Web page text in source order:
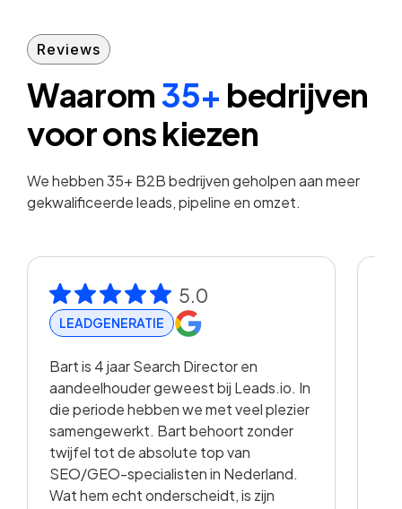
Reviews
Waarom35+ bedrijven
voor ons kiezen
We hebben 35+ B2B bedrijven geholpen aan meer
gekwalificeerde leads, pipeline en omzet.
5.0
LEADGENERATIE
Bart is 4 jaar Search Director en
aandeelhouder geweest bij Leads.io. In
die periode hebben we met veel plezier
samengewerkt. Bart behoort zonder
twijfel tot de absolute top van
SEO/GEO-specialisten in Nederland.
Wat hem echt onderscheidt, is zijn